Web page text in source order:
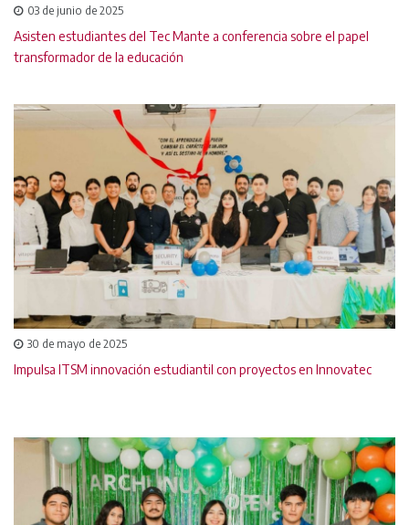
03 de junio de 2025
Asisten estudiantes del Tec Mante a conferencia sobre el papel
transformador de la educación
30 de mayo de 2025
Impulsa ITSM innovación estudiantil con proyectos en Innovatec